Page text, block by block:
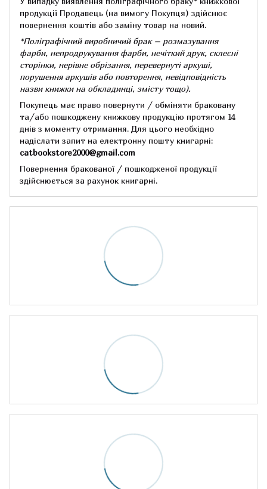
продукції Продавець (на вимогу Покупця) здійснює
повернення коштів або заміну товар на новий.
*Поліграфічний виробничий брак – розмазування
фарби, непродрукування фарби, нечіткий друк, склеєні
сторінки, нерівне обрізання, перевернуті аркуші,
порушення аркушів або повторення, невідповідність
назви книжки на обкладинці, змісту тощо).
Покупець має право повернути / обміняти браковану
та/або пошкоджену книжкову продукцію протягом 14
днів з моменту отримання. Для цього необхідно
надіслати запит на електронну пошту книгарні:
catbookstore2000@gmail.com
Повернення бракованої / пошкодженої продукції
здійснюється за рахунок книгарні.